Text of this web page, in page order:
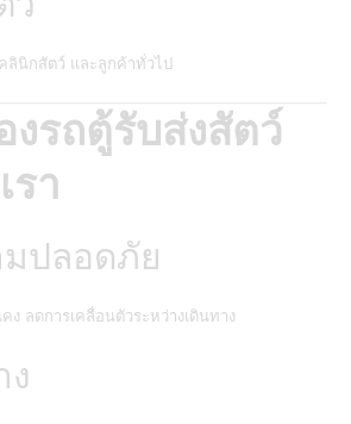
ลินิกสัตว์ และลูกค้าทั่วไป
งรถตู้รับส่งสัตว์
รา
มปลอดภัย
ง ลดการเคลื่อนตัวระหว่างเดินทาง